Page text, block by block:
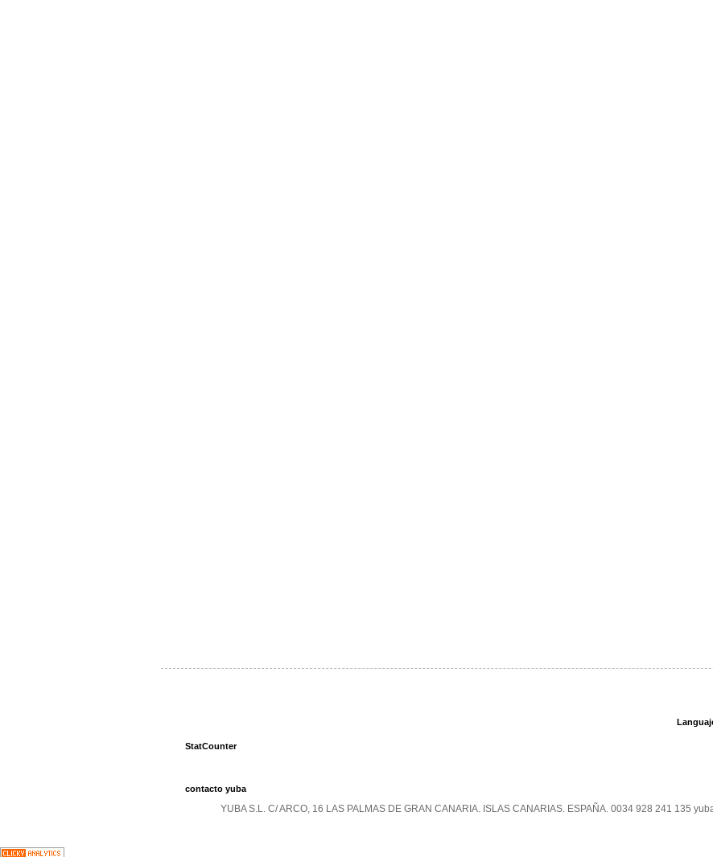
StatCounter
contacto yuba
YUBA S.L. C/ ARCO, 16 LAS PALMAS DE GRAN CANARIA. ISLAS CANARIAS. ESPAÑA. 0034 928 241 135